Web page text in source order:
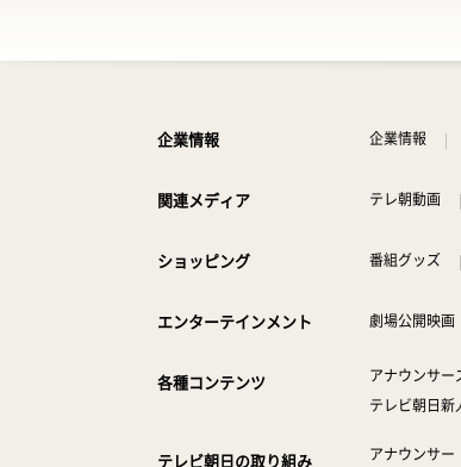
企業情報 企業情報
関連メディア テレ朝動画
ショッピング 番組グッズ
エンターテインメント 劇場公開映画
各種コンテンツ アナウンサー
テレビ朝日新
テレビ朝日の取り組み アナウンサ